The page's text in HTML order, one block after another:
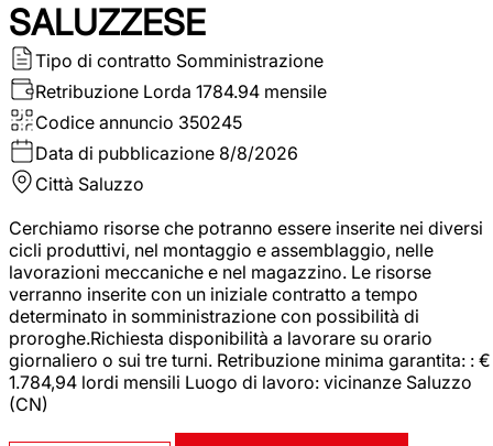
SALUZZESE
Tipo di contratto Somministrazione
Retribuzione Lorda 1784.94 mensile
Codice annuncio 350245
Data di pubblicazione 8/8/2026
Città Saluzzo
Cerchiamo risorse che potranno essere inserite nei diversi
cicli produttivi, nel montaggio e assemblaggio, nelle
lavorazioni meccaniche e nel magazzino. Le risorse
verranno inserite con un iniziale contratto a tempo
determinato in somministrazione con possibilità di
proroghe.Richiesta disponibilità a lavorare su orario
giornaliero o sui tre turni. Retribuzione minima garantita: : €
1.784,94 lordi mensili Luogo di lavoro: vicinanze Saluzzo
(CN)